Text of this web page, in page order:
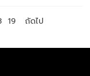
19 ถัดไป